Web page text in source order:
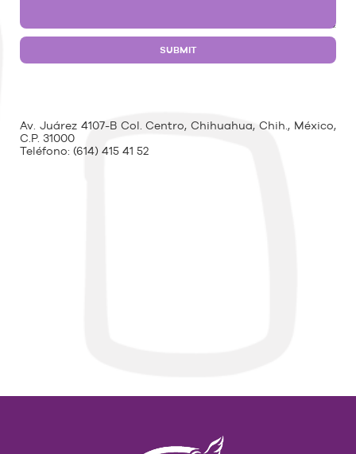
Av. Juárez 4107-B Col. Centro, Chihuahua, Chih., México,
C.P. 31000
Teléfono: (614) 415 41 52